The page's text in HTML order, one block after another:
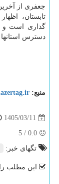
جعفری از
تابستان،
گذاری است و
دسترس
منبع:
1405/03/11
0.0
/
5
تگهای خبر:
این مطلب